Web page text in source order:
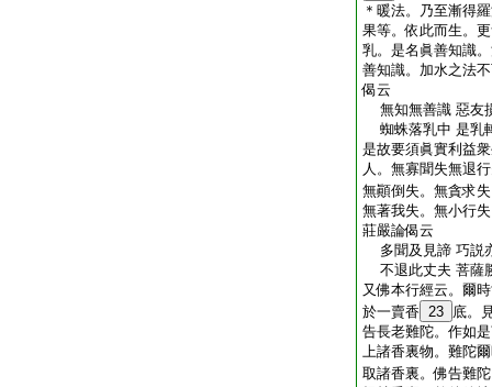
＊暖法。乃至漸得
果等。依此而生。
乳。是名眞善知識
善知識。加水之法
偈云
無知無善識 惡友
蜘蛛落乳中 是乳
是故要須眞實利益
人。無寡聞失無退
無顚倒失。無貪求
無著我失。無小行
莊嚴論偈云
多聞及見諦 巧説
不退此丈夫 菩薩
又佛本行經云。爾
於一賣香 23 底。
告長老難陀。作如
上諸香裏物。難陀
取諸香裏。佛告難